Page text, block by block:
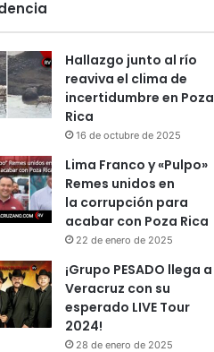
Hallazgo junto al río
reaviva el clima de
incertidumbre en Poza
Rica
16 de octubre de 2025
Lima Franco y «Pulpo»
Remes unidos en
la corrupción para
acabar con Poza Rica
22 de enero de 2025
¡Grupo PESADO llega a
Veracruz con su
esperado LIVE Tour
2024!
28 de enero de 2025